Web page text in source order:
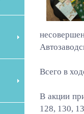
Всего в
В акции
128, 130,